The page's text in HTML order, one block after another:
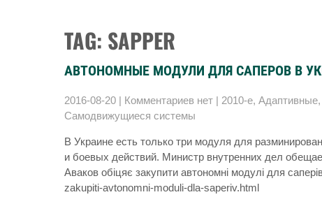
TAG: SAPPER
АВТОНОМНЫЕ МОДУЛИ ДЛЯ САПЕРОВ В
2016-08-20 | Комментариев нет | 2010-е, Адаптивные,
Самодвижущиеся системы
В Украине есть только три модуля для
и боевых действий. Министр внутренних дел
Аваков обіцяє закупити автономні модулі для
zakupiti-avtonomni-moduli-dla-saperiv.html